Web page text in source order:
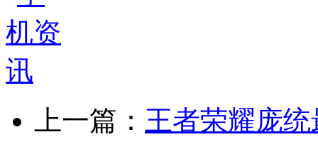
上一篇： 王者荣耀庞